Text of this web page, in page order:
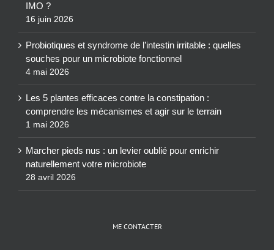
IMO ?
16 juin 2026
Probiotiques et syndrome de l’intestin irritable : quelles
souches pour un microbiote fonctionnel
4 mai 2026
Les 5 plantes efficaces contre la constipation :
comprendre les mécanismes et agir sur le terrain
1 mai 2026
Marcher pieds nus : un levier oublié pour enrichir
naturellement votre microbiote
28 avril 2026
ME CONTACTER